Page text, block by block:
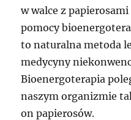
w walce z
pomocy
to naturalna metoda
medycyny
Bioenergoterapia
naszym organizmie
on papierosów.